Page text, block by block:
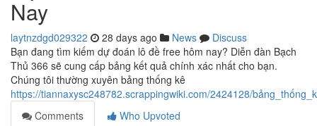
Nay
laytnzdgd029322 28 days ago News
Discuss
Bạn đang tìm kiếm dự đoán lô đề free hôm nay? Diễn đàn Bạch
Thủ 366 sẽ cung cấp bảng kết quả chính xác nhất cho bạn.
Chúng tôi thường xuyên bảng thống kê
https://tiannaxysc248782.scrappingwiki.com/2424128/
Comments
Who Upvoted